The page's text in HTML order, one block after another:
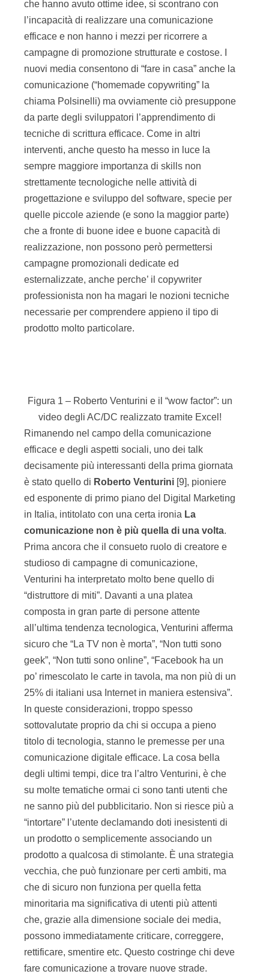
che hanno avuto ottime idee, si scontrano con
l’incapacità di realizzare una comunicazione
efficace e non hanno i mezzi per ricorrere a
campagne di promozione strutturate e costose. I
nuovi media consentono di “fare in casa” anche la
comunicazione (“homemade copywriting” la
chiama Polsinelli) ma ovviamente ciò presuppone
da parte degli sviluppatori l’apprendimento di
tecniche di scrittura efficace. Come in altri
interventi, anche questo ha messo in luce la
sempre maggiore importanza di skills non
strettamente tecnologiche nelle attività di
progettazione e sviluppo del software, specie per
quelle piccole aziende (e sono la maggior parte)
che a fronte di buone idee e buone capacità di
realizzazione, non possono però permettersi
campagne promozionali dedicate ed
esternalizzate, anche perche’ il copywriter
professionista non ha magari le nozioni tecniche
necessarie per comprendere appieno il tipo di
prodotto molto particolare.
Figura 1 – Roberto Venturini e il “wow factor”: un
video degli AC/DC realizzato tramite Excel!
Rimanendo nel campo della comunicazione
efficace e degli aspetti sociali, uno dei talk
decisamente più interessanti della prima giornata
è stato quello di Roberto Venturini [9], pioniere
ed esponente di primo piano del Digital Marketing
in Italia, intitolato con una certa ironia La
comunicazione non è più quella di una volta.
Prima ancora che il consueto ruolo di creatore e
studioso di campagne di comunicazione,
Venturini ha interpretato molto bene quello di
“distruttore di miti”. Davanti a una platea
composta in gran parte di persone attente
all’ultima tendenza tecnologica, Venturini afferma
sicuro che “La TV non è morta”, “Non tutti sono
geek”, “Non tutti sono online”, “Facebook ha un
po’ rimescolato le carte in tavola, ma non più di un
25% di italiani usa Internet in maniera estensiva”.
In queste considerazioni, troppo spesso
sottovalutate proprio da chi si occupa a pieno
titolo di tecnologia, stanno le premesse per una
comunicazione digitale efficace. La cosa bella
degli ultimi tempi, dice tra l’altro Venturini, è che
su molte tematiche ormai ci sono tanti utenti che
ne sanno più del pubblicitario. Non si riesce più a
“intortare” l’utente declamando doti inesistenti di
un prodotto o semplicemente associando un
prodotto a qualcosa di stimolante. È una strategia
vecchia, che può funzionare per certi ambiti, ma
che di sicuro non funziona per quella fetta
minoritaria ma significativa di utenti più attenti
che, grazie alla dimensione sociale dei media,
possono immediatamente criticare, correggere,
rettificare, smentire etc. Questo costringe chi deve
fare comunicazione a trovare nuove strade.